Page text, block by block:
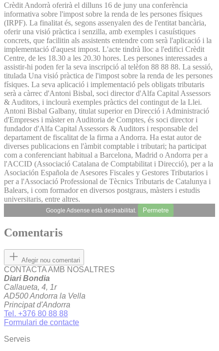
Crèdit Andorrà oferirà el dilluns 16 de juny una conferència
informativa sobre l'impost sobre la renda de les persones físiques
(IRPF). La finalitat és, segons assenyalen des de l'entitat bancària,
oferir una visió pràctica i senzilla, amb exemples i casuístiques
concrets, que facilitin als assistents entendre com serà l'aplicació i la
implementació d'aquest impost. L'acte tindrà lloc a l'edifici Crèdit
Centre, de les 18.30 a les 20.30 hores. Les persones interessades a
assistir-hi poden fer la seva inscripció al telèfon 88 88 88. La sessió,
titulada Una visió pràctica de l'impost sobre la renda de les persones
físiques. La seva aplicació i implementació pels obligats tributaris
serà a càrrec d'Antoni Bisbal, soci director d'Alfa Capital Assessors
& Auditors, i inclourà exemples pràctics del contingut de la Llei.
Antoni Bisbal Galbany, titulat superior en Direcció i Administració
d'Empreses i màster en Auditoria de Comptes, és soci director i
fundador d'Alfa Capital Assessors & Auditors i responsable del
departament de fiscalitat de la firma a Andorra. Ha estat autor de
diverses publicacions en l'àmbit comptable i tributari; ha participat
com a conferenciant habitual a Barcelona, Madrid o Andorra per a
l'ACCID (Associació Catalana de Comptabilitat i Direcció), per a la
Asociación Española de Asesores Fiscales y Gestores Tributarios i
per a l'Associació Professional de Tècnics Tributaris de Catalunya i
Balears, i com formador en diversos postgraus, màsters i estudis
universitaris, entre altres.
Google Adsense està deshabilitat. Permetre
Comentaris
Afegir nou comentari
CONTACTA AMB NOSALTRES
Diari Bondia
Callaueta, 4, 1r
AD500 Andorra la Vella
Principat d'Andorra
Tel. +376 80 88 88
Formulari de contacte
Serveis